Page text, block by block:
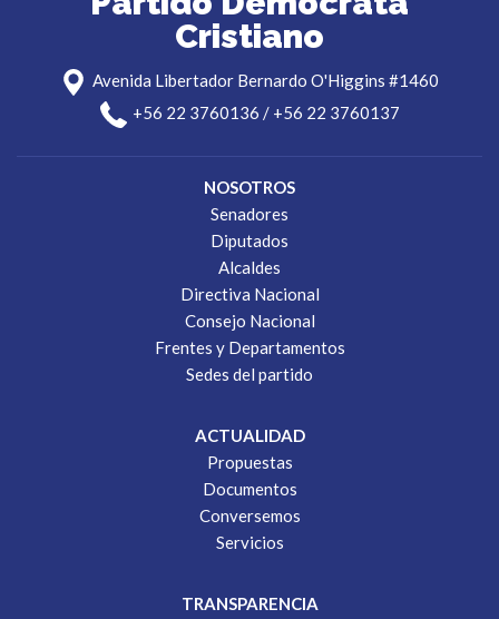
Cristiano
Avenida Libertador Bernardo O'Higgins #1460
+56 22 3760136 / +56 22 3760137
NOSOTROS
Senadores
Diputados
Alcaldes
Directiva Nacional
Consejo Nacional
Frentes y Departamentos
Sedes del partido
ACTUALIDAD
Propuestas
Documentos
Conversemos
Servicios
TRANSPARENCIA